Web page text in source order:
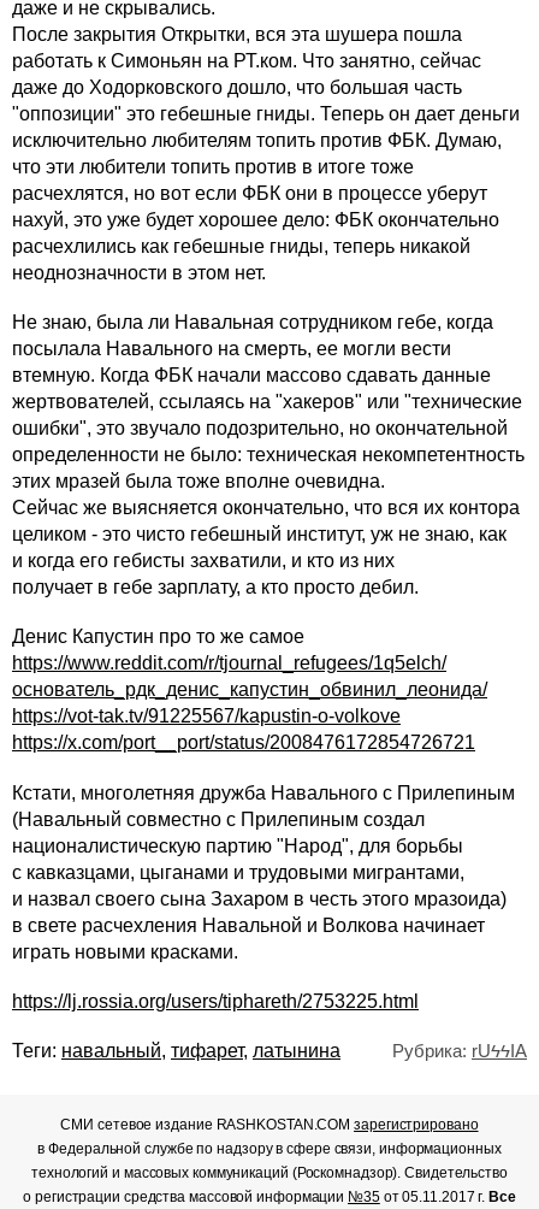
даже и не скрывались.
После закрытия Открытки, вся эта шушера пошла
работать к Симоньян на РТ.ком. Что занятно, сейчас
даже до Ходорковского дошло, что большая часть
"оппозиции" это гебешные гниды. Теперь он дает деньги
исключительно любителям топить против ФБК. Думаю,
что эти любители топить против в итоге тоже
расчехлятся, но вот если ФБК они в процессе уберут
нахуй, это уже будет хорошее дело: ФБК окончательно
расчехлились как гебешные гниды, теперь никакой
неоднозначности в этом нет.
Не знаю, была ли Навальная сотрудником гебе, когда
посылала Навального на смерть, ее могли вести
втемную. Когда ФБК начали массово сдавать данные
жертвователей, ссылаясь на "хакеров" или "технические
ошибки", это звучало подозрительно, но окончательной
определенности не было: техническая некомпетентность
этих мразей была тоже вполне очевидна.
Сейчас же выясняется окончательно, что вся их контора
целиком - это чисто гебешный институт, уж не знаю, как
и когда его гебисты захватили, и кто из них
получает в гебе зарплату, а кто просто дебил.
Денис Капустин про то же самое
https://www.reddit.com/r/tjournal_refugees/1q5elch/
основатель_рдк_денис_капустин_обвинил_леонида/
https://vot-tak.tv/91225567/kapustin-o-volkove
https://x.com/port__port/status/2008476172854726721
Кстати, многолетняя дружба Навального с Прилепиным
(Навальный совместно с Прилепиным создал
националистическую партию "Народ", для борьбы
с кавказцами, цыганами и трудовыми мигрантами,
и назвал своего сына Захаром в честь этого мразоида)
в свете расчехления Навальной и Волкова начинает
играть новыми красками.
https://lj.rossia.org/users/tiphareth/2753225.html
Теги: навальный, тифарет, латынина Рубрика: rUϟϟIA
СМИ сетевое издание RASHKOSTAN.COMзарегистрировано
в Федеральной службе по надзору в сфере связи, информационных
технологий и массовых коммуникаций (Роскомнадзор). Свидетельство
о регистрации средства массовой информации №35от 05.11.2017 г.Все